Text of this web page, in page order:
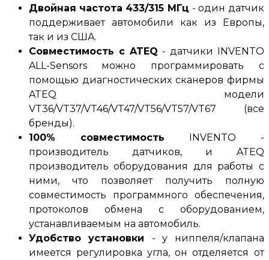
Двойная частота 433/315 МГц -один датчик
поддерживает автомобили как из Европы,
так и из США.
Совместимость сATEQ - датчики INVENTO
ALL-Sensors можно программировать с
помощью диагностических сканеров фирмы
ATEQ модели
VT36/VT37/VT46/VT47/VT56/VT57/VT67 (все
бренды).
100% совместимость INVENTO -
производитель датчиков, и ATEQ
производитель оборудования для работы с
ними, что позволяет получить полную
совместимость программного обеспечения,
протоколов обмена с оборудованием,
устанавливаемым на автомобиль.
Удобство установки
-у ниппеля/клапана
имеется регулировка угла, он отделяется от